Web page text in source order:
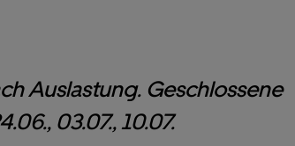
Auslastung. Geschlossene
03.07., 10.07.